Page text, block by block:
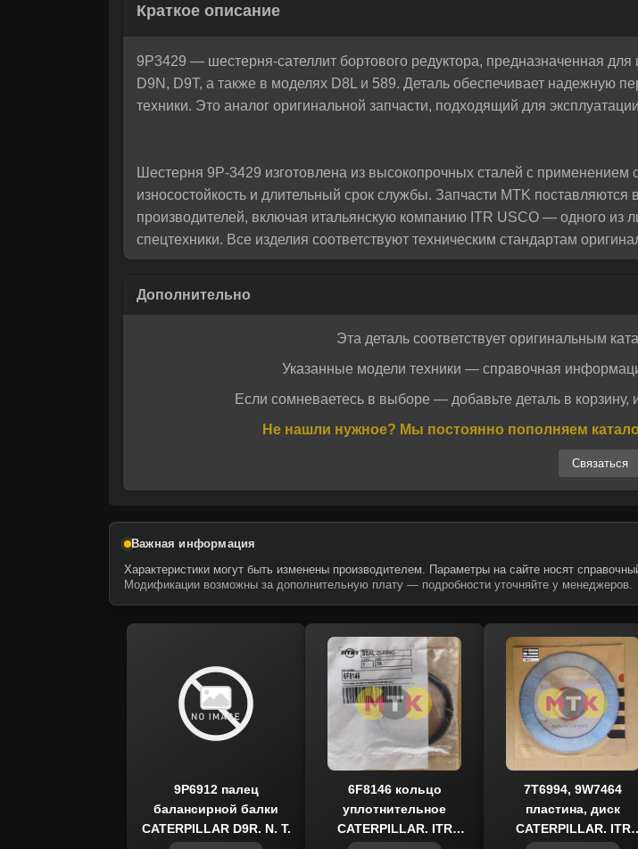
под вашу задачу. Обычно
Отправить
Краткое описание
9P3429 — шестерня-сателлит бортового редуктора, предназначенная
D9N, D9T, а также в моделях D8L и 589. Деталь обеспечивает надежную
техники. Это аналог оригинальной запчасти, подходящий для
Шестерня 9P-3429 изготовлена из высокопрочных сталей с применением
износостойкость и длительный срок службы. Запчасти MTK
производителей, включая итальянскую компанию ITR USCO — одного из
спецтехники. Все изделия соответствуют техническим стандартам
Запчасти MTK и ITR USCO — это проверенное решение для тех, кто
продукцию, подтвержденную сертификатами, с гарантией подлинности и
бесперебойную работу механизмов.
Комплектующие подходят для техники Caterpillar, CAT, КАТ, Катерпиллар,
соотношению цены и ресурса, запчасти MTK являются востребованным
Эта деталь соответствует оригинальным
Указанные модели техники — справочная
Если сомневаетесь в выборе — добавьте деталь в
Не нашли нужное? Мы постоянно пополняем
Связаться
Важная информация
Характеристики могут быть изменены производителем. Параметры на сайте носят
Модификации возможны за дополнительную плату — подробности уточняйте у менеджеров.
9P6912 палец
балансирной балки
CATERPILLAR D9R, N, T,
6F8146 кольцо
уплотнительное
CATERPILLAR, ITR
7T6994, 9W7464
пластина, диск
CATERPILLAR, ITR